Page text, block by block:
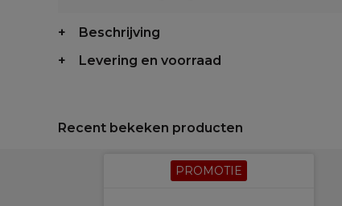
Beschrijving
Levering en voorraad
Recent bekeken producten
PROMOTIE